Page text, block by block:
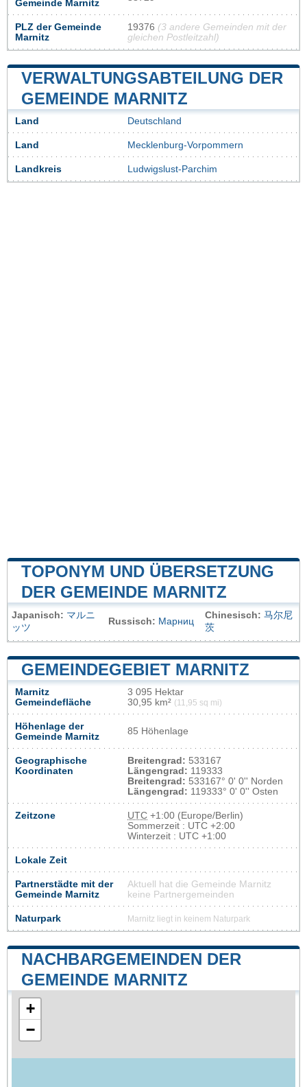
Gemeinde Marnitz
PLZ der Gemeinde
Marnitz
19376 (3 andere Gemeinden mit der
gleichen Postleitzahl)
VERWALTUNGSABTEILUNG DER
GEMEINDE MARNITZ
Land Deutschland
Land Mecklenburg-Vorpommern
Landkreis Ludwigslust-Parchim
TOPONYM UND ÜBERSETZUNG
DER GEMEINDE MARNITZ
Japanisch: マルニ
ッツ
Russisch: Марниц
Chinesisch: 马尔尼
茨
GEMEINDEGEBIET MARNITZ
Marnitz
Gemeindefläche
3 095 Hektar
30,95 km² (11,95 sq mi)
Höhenlage der
Gemeinde Marnitz
85 Höhenlage
Geographische
Koordinaten
Breitengrad: 533167
Längengrad: 119333
Breitengrad: 533167° 0' 0'' Norden
Längengrad: 119333° 0' 0'' Osten
Zeitzone UTC +1:00 (Europe/Berlin)
Sommerzeit : UTC +2:00
Winterzeit : UTC +1:00
Lokale Zeit
Partnerstädte mit der
Gemeinde Marnitz
Aktuell hat die Gemeinde Marnitz
keine Partnergemeinden
Naturpark Marnitz liegt in keinem Naturpark
NACHBARGEMEINDEN DER
GEMEINDE MARNITZ
+
−